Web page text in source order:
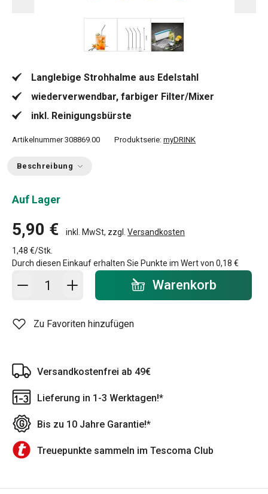
Langlebige Strohhalme aus Edelstahl
wiederverwendbar, farbiger Filter/Mixer
inkl. Reinigungsbürste
Artikelnummer 308869.00 Produktserie: myDRINK
Beschreibung
Auf Lager
5,90 € inkl. MwSt, zzgl. Versandkosten
1,48 €/Stk.
Durch diesen Einkauf erhalten Sie Punkte im Wert von 0,18 €
In den Warenkorb - Menge Warenkorb
Zu Favoriten hinzufügen
Versandkostenfrei ab 49€
Lieferung in 1-3 Werktagen!*
Bis zu 10 Jahre Garantie!*
Treuepunkte sammeln im Tescoma Club